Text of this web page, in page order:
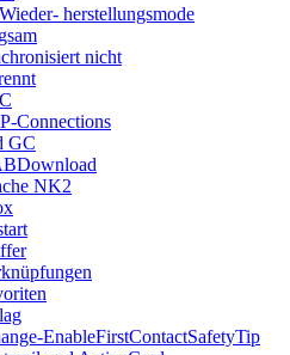
herstellungsmode
nicht
Connections
GC
NK2
EnableFirstContactSafetyTip